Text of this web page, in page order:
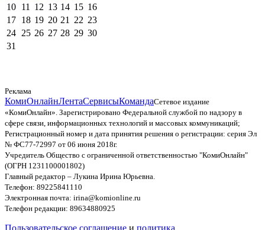
10 11 12 13 14 15 16
17 18 19 20 21 22 23
24 25 26 27 28 29 30
31
Реклама
КомиОнлайнЛентаСервисыКомандаСетевое издание
«КомиОнлайн». Зарегистрировано Федеральной службой по надзору в
сфере связи, информационных технологий и массовых коммуникаций;
Регистрационный номер и дата принятия решения о регистрации: серия Эл
№ ФС77-72997 от 06 июня 2018г.
Учредитель Общество с ограниченной ответственностью "КомиОнлайн"
(ОГРН 1231100001802)
Главный редактор – Лукина Ирина Юрьевна.
Телефон: 89225841110
Электронная почта: irina@komionline.ru
Телефон редакции: 89634880925